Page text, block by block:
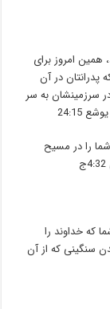
همین امروز برای
پدرانتان در آن
سرزمینشان به سر
24:15
شما را در مسیح
که خداوند را
سنگینی که از ﺁن